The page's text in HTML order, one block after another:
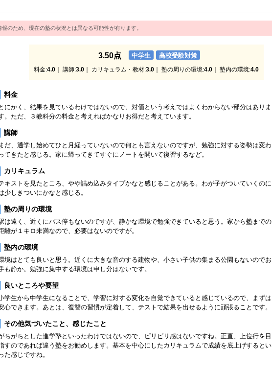
のため、現在の塾の状況とは異なる可能性が有ります。
3.50点 中学生 高校受験対策
料金:4.0｜ 講師:3.0｜ カリキュラム・教材:3.0｜ 塾の周りの環境:4.0｜ 塾内の環境:4.0
料金
にかく、結果を見ているわけではないので、対価という考えではよくわからない部分はありま
。ただ、３教科分の料金と考えればかなりお得だと考えています。
講師
だ、通学し始めてひと月経っていないので何とも言えないのですが、勉強に対する姿勢は変わ
てきたと感じる。家に帰ってきてすぐにノートを開いて復習するなど。
カリキュラム
キストを見たところ、やや詰め込みタイプかなと感じることがある。わが子がついていくのに
少しきついにかなと感じる。
塾の周りの環境
は遠く、近くにバス停もないのですが、静かな環境で勉強できていると思う。家から塾までの
離が１キロ未満なので、必要はないのですが。
塾内の環境
境はとても良いと思う。近くに大きな音のする建物や、小さい子供の集まる公園もないのでお
も静か。勉強に集中する環境は申し分はないです。
良いところや要望
学生から中学生になることで、学習に対する変化を自覚できていると感じているので、まずは
心できます。あとは、復讐の習慣が定着して、テストで結果を出せるように頑張ることです。
その他気づいたこと、感じたこと
ちがちとした進学塾といったわけではないので、ピリピリ感はないですね。正直、上位行を目
すのであれば違う塾をお勧めします。基本を中心にしたカリキュラムで成績を底上げするとい
た感じですね。